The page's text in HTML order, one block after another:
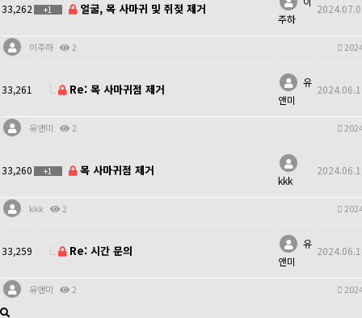
33,262 +1 얼굴, 목 사마귀 및 쥐젖 제거
주하
이주하 2
33,261 Re: 목 사마귀점 제거
유
앤미
유앤미 2
33,260 +1 목 사마귀점 제거
kkk
kkk 2
33,259 Re: 시간 문의
유
앤미
유앤미 2